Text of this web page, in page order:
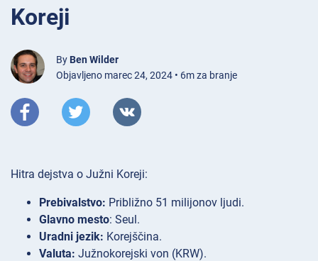
Koreji
By Ben Wilder
Objavljeno marec 24, 2024 • 6m za branje
Hitra dejstva o Južni Koreji:
Prebivalstvo: Približno 51 milijonov ljudi.
Glavno mesto: Seul.
Uradni jezik: Korejščina.
Valuta: Južnokorejski von (KRW).